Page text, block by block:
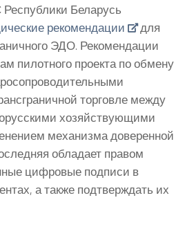
Беларусь
рекомендации
для
ЭДО. Рекомендации
пилотного проекта по обмену
торговле между
хозяйствующими
механизма доверенной
обладает правом
цифровые подписи в
а также подтверждать их